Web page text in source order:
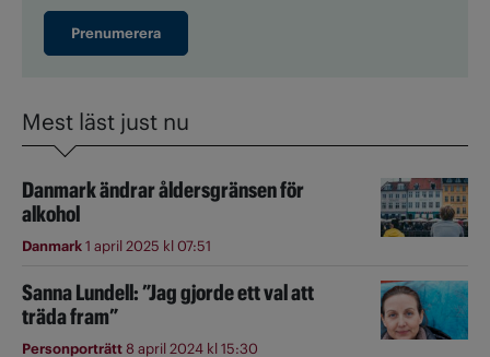
Prenumerera
Mest läst just nu
Danmark ändrar åldersgränsen för
alkohol
Danmark1 april 2025 kl 07:51
Sanna Lundell: ”Jag gjorde ett val att
träda fram”
Personporträtt8 april 2024 kl 15:30